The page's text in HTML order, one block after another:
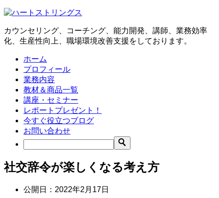
カウンセリング、コーチング、能力開発、講師、業務効率
化、生産性向上、職場環境改善支援をしております。
ホーム
プロフィール
業務内容
教材＆商品一覧
講座・セミナー
レポートプレゼント！
今すぐ役立つブログ
お問い合わせ
社交辞令が楽しくなる考え方
公開日： 2022年2月17日